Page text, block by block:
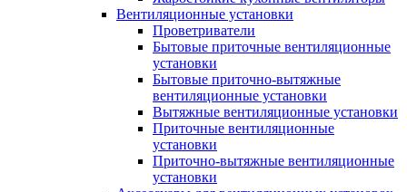
Вентиляционные установки
Проветриватели
Бытовые приточные вентиляционные
установки
Бытовые приточно-вытяжные
вентиляционные установки
Вытяжные вентиляционные установки
Приточные вентиляционные
установки
Приточно-вытяжные вентиляционные
установки